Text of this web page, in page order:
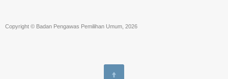
Copyright © Badan Pengawas Pemilihan Umum, 2026